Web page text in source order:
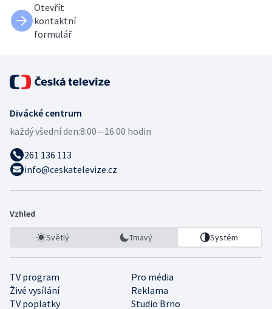
Otevřít
kontaktní
formulář
Divácké centrum
každý všední den:8:00—16:00 hodin
261 136 113
info@ceskatelevize.cz
Vzhled
Světlý Tmavý Systém
TV program
Pro média
Živé vysílání
Reklama
TV poplatky
Studio Brno